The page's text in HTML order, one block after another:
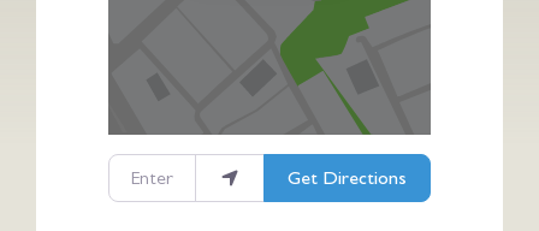
Enter your location
Get Directions